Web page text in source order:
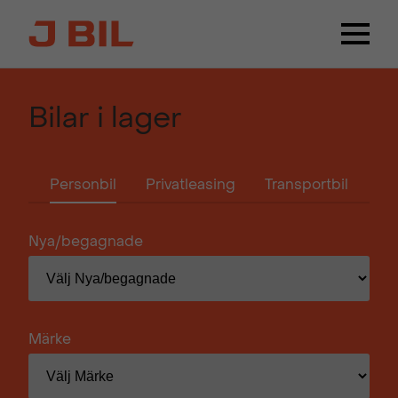
Bilar i lager
Personbil Privatleasing Transportbil
Nya/begagnade
Märke